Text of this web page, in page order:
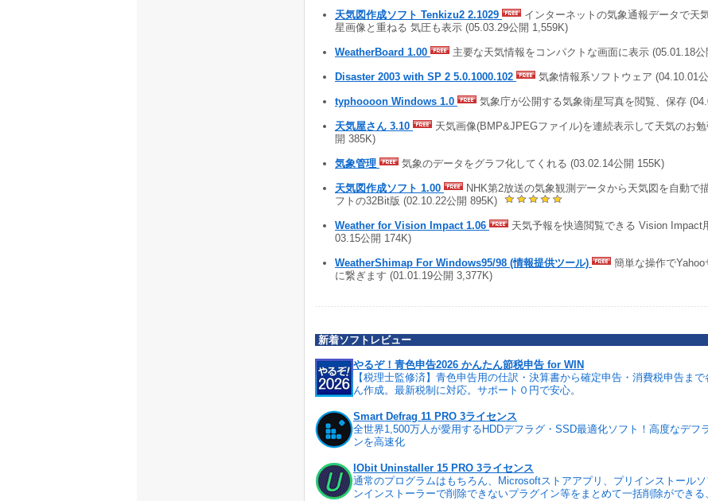
天気図作成ソフト Tenkizu2 2.1029
インターネットの気象通報データで天
星画像と重ねる 気圧も表示 (05.03.29公開 1,559K)
WeatherBoard 1.00 主要な天気情報をコンパクトな画面に表示 (05.01.18
Disaster 2003 with SP 2 5.0.1000.102 気象情報系ソフトウェア (04.10.01
typhoooon Windows 1.0 気象庁が公開する気象衛星写真を閲覧、保存
天気屋さん 3.10
天気画像(BMP&JPEGファイル)を連続表示して天気のお
開 385K)
気象管理 気象のデータをグラフ化してくれる (03.02.14公開 155K)
天気図作成ソフト 1.00
NHK第2放送の気象観測データから天気図を自動で
フトの32Bit版 (02.10.22公開 895K)
Weather for Vision Impact 1.06
天気予報を快適閲覧できる Vision Impact
03.15公開 174K)
WeatherShimap For Windows95/98 (情報提供ツール)
簡単な操作で
に繋ぎます (01.01.19公開 3,377K)
新着ソフトレビュー
やるぞ！青色申告2026 かんたん節税申告 for WIN
【税理士監修済】青色申告用の仕訳・決算書から確定申告・消費税申告ま
ん作成。最新税制に対応。サポート０円で安心。
Smart Defrag 11 PRO 3ライセンス
全世界1,500万人が愛用するHDDデフラグ・SSD最適化ソフト！高度なデフ
ンを高速化
IObit Uninstaller 15 PRO 3ライセンス
通常のプログラムはもちろん、Microsoftストアアプリ、プリインストール
ンインストーラーで削除できないプラグイン等をまとめて一括削除ができる